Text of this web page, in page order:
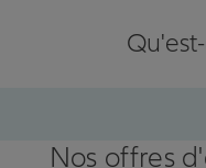
Nos offres